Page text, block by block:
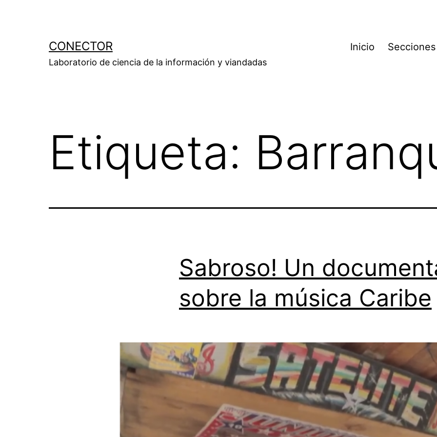
CONECTOR
Laboratorio de ciencia de la información y viandadas
Inicio Secciones
Etiqueta:
Sabroso! Un
sobre la música Caribe